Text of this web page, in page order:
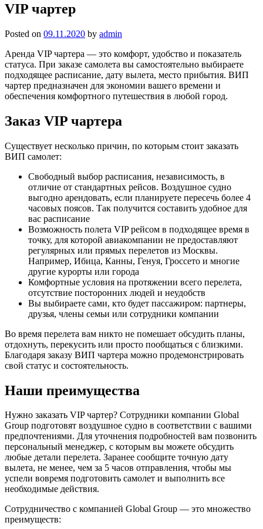
VIP чартер
Posted on 09.11.2020 by admin
Аренда VIP чартера — это комфорт, удобство и показатель
статуса. При заказе самолета вы самостоятельно выбираете
подходящее расписание, дату вылета, место прибытия. ВИП
чартер предназначен для экономии вашего времени и
обеспечения комфортного путешествия в любой город.
Заказ VIP чартера
Существует несколько причин, по которым стоит заказать
ВИП самолет:
Свободный выбор расписания, независимость, в
отличие от стандартных рейсов. Воздушное судно
выгодно арендовать, если планируете пересечь более 4
часовых поясов. Так получится составить удобное для
вас расписание
Возможность полета VIP рейсом в подходящее время в
точку, для которой авиакомпании не предоставляют
регулярных или прямых перелетов из Москвы.
Например, Ибица, Канны, Генуя, Гроссето и многие
другие курорты или города
Комфортные условия на протяжении всего перелета,
отсутствие посторонних людей и неудобств
Вы выбираете сами, кто будет пассажиром: партнеры,
друзья, члены семьи или сотрудники компании
Во время перелета вам никто не помешает обсудить планы,
отдохнуть, перекусить или просто пообщаться с близкими.
Благодаря заказу ВИП чартера можно продемонстрировать
свой статус и состоятельность.
Наши преимущества
Нужно заказать VIP чартер? Сотрудники компании Global
Group подготовят воздушное судно в соответствии с вашими
предпочтениями. Для уточнения подробностей вам позвонить
персональный менеджер, с которым вы можете обсудить
любые детали перелета. Заранее сообщите точную дату
вылета, не менее, чем за 5 часов отправления, чтобы мы
успели вовремя подготовить самолет и выполнить все
необходимые действия.
Сотрудничество с компанией Global Group — это множество
преимуществ: